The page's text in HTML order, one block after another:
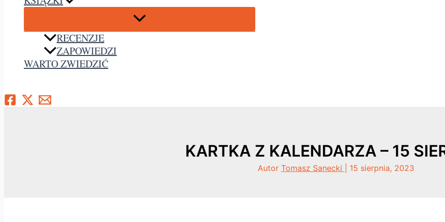
RECENZJE
ZAPOWIEDZI
WARTO ZWIEDZIĆ
KARTKA Z KALENDARZA – 15
Autor Tomasz Sanecki 15 sierpnia, 2023